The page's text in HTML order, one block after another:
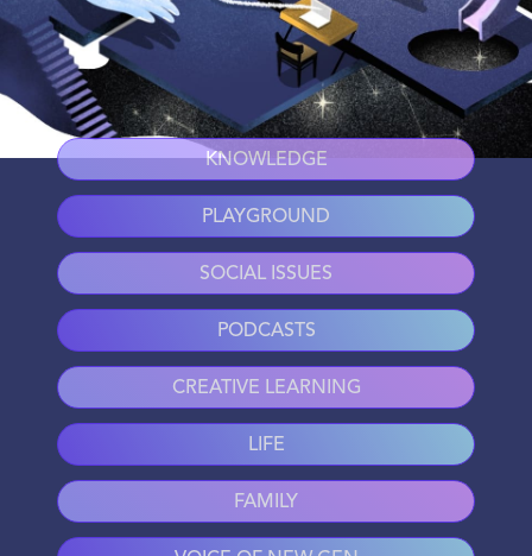
KNOWLEDGE
PLAYGROUND
SOCIAL ISSUES
PODCASTS
CREATIVE LEARNING
LIFE
FAMILY